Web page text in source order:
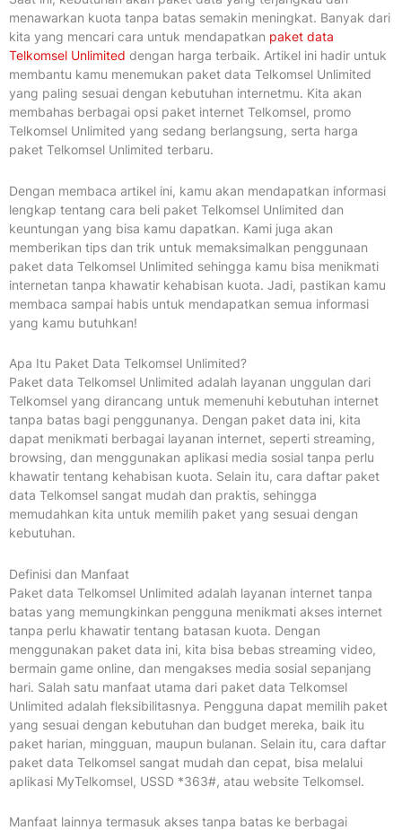
menawarkan kuota tanpa batas semakin meningkat. Banyak dari
kita yang mencari cara untuk mendapatkan paket data
Telkomsel Unlimited dengan harga terbaik. Artikel ini hadir untuk
membantu kamu menemukan paket data Telkomsel Unlimited
yang paling sesuai dengan kebutuhan internetmu. Kita akan
membahas berbagai opsi paket internet Telkomsel, promo
Telkomsel Unlimited yang sedang berlangsung, serta harga
paket Telkomsel Unlimited terbaru.
Dengan membaca artikel ini, kamu akan mendapatkan informasi
lengkap tentang cara beli paket Telkomsel Unlimited dan
keuntungan yang bisa kamu dapatkan. Kami juga akan
memberikan tips dan trik untuk memaksimalkan penggunaan
paket data Telkomsel Unlimited sehingga kamu bisa menikmati
internetan tanpa khawatir kehabisan kuota. Jadi, pastikan kamu
membaca sampai habis untuk mendapatkan semua informasi
yang kamu butuhkan!
Apa Itu Paket Data Telkomsel Unlimited?
Paket data Telkomsel Unlimited adalah layanan unggulan dari
Telkomsel yang dirancang untuk memenuhi kebutuhan internet
tanpa batas bagi penggunanya. Dengan paket data ini, kita
dapat menikmati berbagai layanan internet, seperti streaming,
browsing, dan menggunakan aplikasi media sosial tanpa perlu
khawatir tentang kehabisan kuota. Selain itu, cara daftar paket
data Telkomsel sangat mudah dan praktis, sehingga
memudahkan kita untuk memilih paket yang sesuai dengan
kebutuhan.
Definisi dan Manfaat
Paket data Telkomsel Unlimited adalah layanan internet tanpa
batas yang memungkinkan pengguna menikmati akses internet
tanpa perlu khawatir tentang batasan kuota. Dengan
menggunakan paket data ini, kita bisa bebas streaming video,
bermain game online, dan mengakses media sosial sepanjang
hari. Salah satu manfaat utama dari paket data Telkomsel
Unlimited adalah fleksibilitasnya. Pengguna dapat memilih paket
yang sesuai dengan kebutuhan dan budget mereka, baik itu
paket harian, mingguan, maupun bulanan. Selain itu, cara daftar
paket data Telkomsel sangat mudah dan cepat, bisa melalui
aplikasi MyTelkomsel, USSD *363#, atau website Telkomsel.
Manfaat lainnya termasuk akses tanpa batas ke berbagai